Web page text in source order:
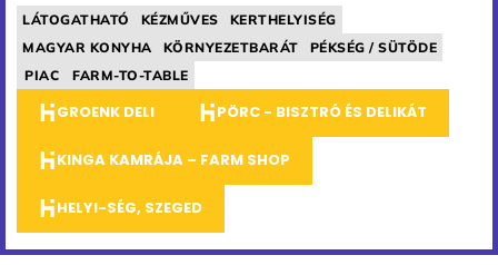
LÁTOGATHATÓ KÉZMŰVES
KERTHELYISÉG
MAGYAR KONYHA
KÖRNYEZETBARÁT
PÉKSÉG / SÜTÖDE
PIAC
FARM-TO-TABLE
GROENK DELI PÖRC - BISZTRÓ ÉS DELIKÁT
KINGA KAMRÁJA – FARM SHOP
HELYI-SÉG, SZEGED